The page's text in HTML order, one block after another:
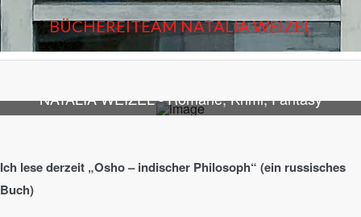
BÜCHEREITEAM NATALIA WEIZEL
NATALIA WEIZEL - Romane, Krimi, Fantasy
Ich lese derzeit „Osho – indischer Philosoph“ (ein russisches
Buch)